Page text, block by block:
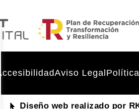
AccesibilidadAviso Legal
Diseño web realizado por